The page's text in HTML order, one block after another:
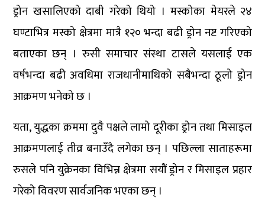
ड्रोन खसालिएको दाबी गरेको थियो । मस्कोका मेयरले २४
घण्टाभित्र मस्को क्षेत्रमा मात्रै १२० भन्दा बढी ड्रोन नष्ट गरिएको
बताएका छन् । रुसी समाचार संस्था टासले यसलाई एक
वर्षभन्दा बढी अवधिमा राजधानीमाथिको सबैभन्दा ठूलो ड्रोन
आक्रमण भनेको छ ।
यता, युद्धका क्रममा दुवै पक्षले लामो दूरीका ड्रोन तथा मिसाइल
आक्रमणलाई तीव्र बनाउँदै लगेका छन् । पछिल्ला साताहरूमा
रुसले पनि युक्रेनका विभिन्न क्षेत्रमा सयौं ड्रोन र मिसाइल प्रहार
गरेको विवरण सार्वजनिक भएका छन् ।